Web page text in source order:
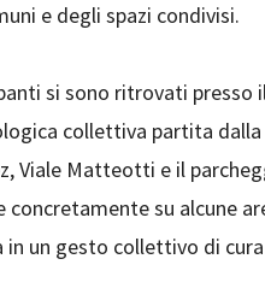
e degli spazi condivisi.
si sono ritrovati presso
collettiva partita
Viale Matteotti e il
concretamente su alcune
un gesto collettivo di